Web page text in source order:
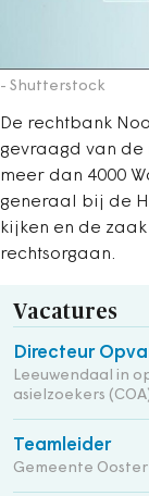
- Shutterstock
De rechtbank
gevraagd van
meer dan 4000
generaal bij de
kijken en de
rechtsorgaan.
Vacatures
Directeur
Leeuwendaal in
asielzoekers
Teamleider
Gemeente